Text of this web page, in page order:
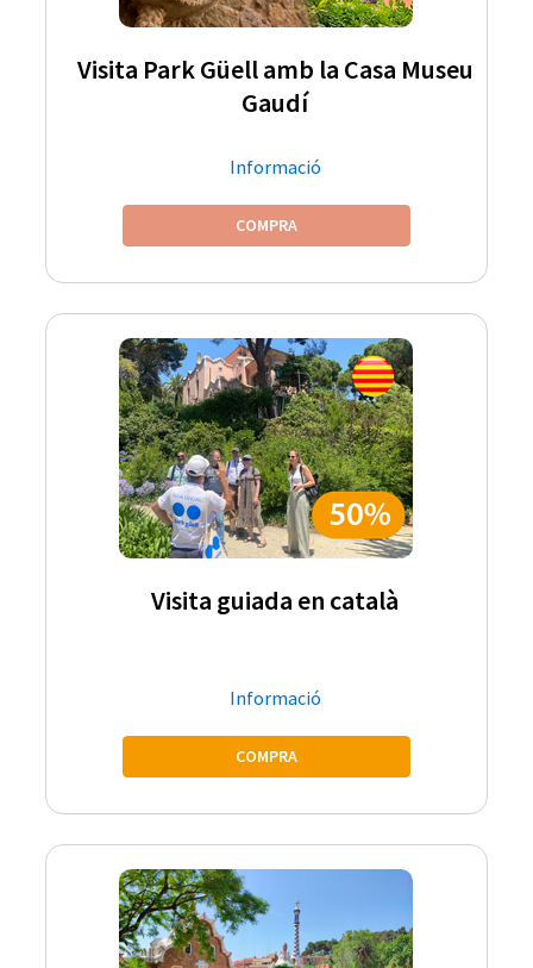
Visita Park Güell amb la Casa Museu
Gaudí
Informació
COMPRA
Visita guiada en català
Informació
COMPRA